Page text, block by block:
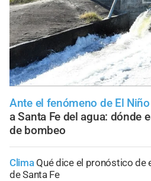
Ante el fenómeno de El Niño
a Santa Fe del agua: dónde
de bombeo
Clima Qué dice el pronóstico de
de Santa Fe